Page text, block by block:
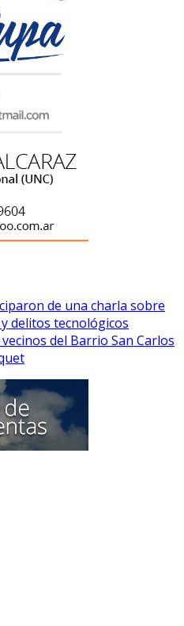
de una charla sobre
delitos tecnológicos
del Barrio San Carlos